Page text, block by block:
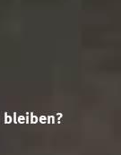
bleiben?